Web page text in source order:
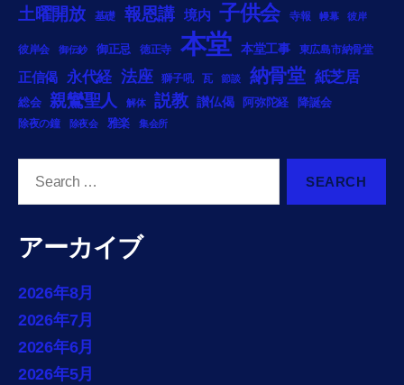
土曜開放 基礎 報恩講 境内 子供会 寺報 幔幕 彼岸
彼岸会 御伝鈔 御正忌 徳正寺 本堂 本堂工事 東広島市納骨堂
正信偈 永代経 法座 獅子吼 瓦 節談 納骨堂 紙芝居
総会 親鸞聖人 解体 説教 讃仏偈 阿弥陀経 降誕会
除夜の鐘 除夜会 雅楽 集会所
アーカイブ
2026年8月
2026年7月
2026年6月
2026年5月